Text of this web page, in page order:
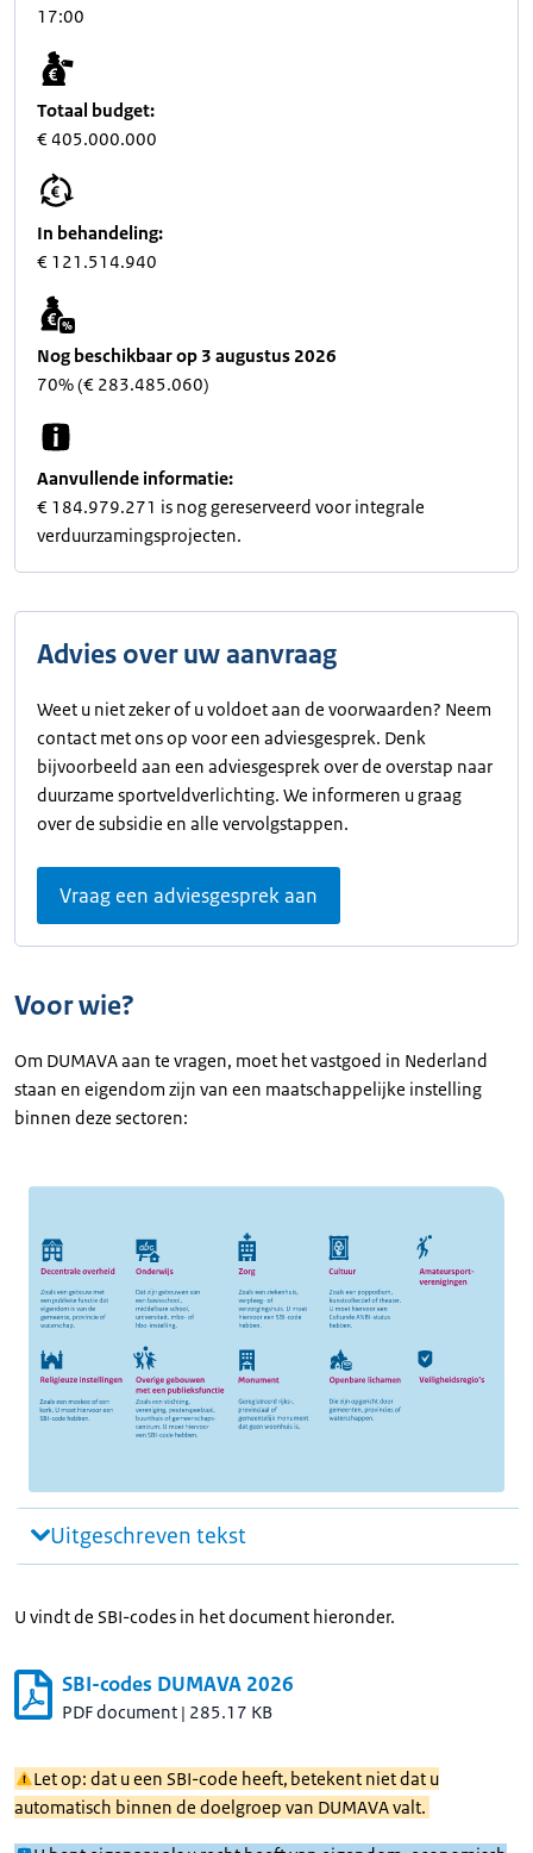
17:00
Totaal budget:
€ 405.000.000
In behandeling:
€ 121.514.940
Nog beschikbaar op 3 augustus 2026
70% (€ 283.485.060)
Aanvullende informatie:
€ 184.979.271 is nog gereserveerd voor integrale
verduurzamingsprojecten.
Advies over uw aanvraag
Weet u niet zeker of u voldoet aan de voorwaarden? Neem
contact met ons op voor een adviesgesprek. Denk
bijvoorbeeld aan een adviesgesprek over de overstap naar
duurzame sportveldverlichting. We informeren u graag
over de subsidie en alle vervolgstappen.
Vraag een adviesgesprek aan
Voor wie?
Om DUMAVA aan te vragen, moet het vastgoed in Nederland
staan en eigendom zijn van een maatschappelijke instelling
binnen deze sectoren:
Uitgeschreven tekst
U vindt de SBI-codes in het document hieronder.
SBI-codes DUMAVA 2026
PDF document | 285.17 KB
Let op: dat u een SBI-code heeft, betekent niet dat u
automatisch binnen de doelgroep van DUMAVA valt.